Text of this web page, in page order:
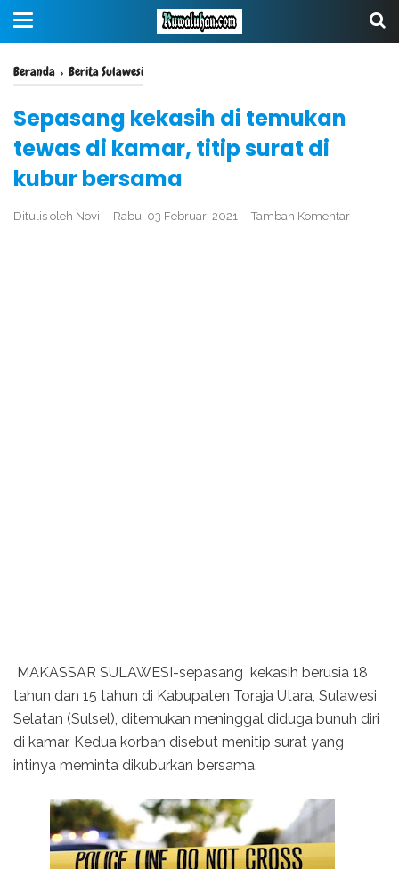
Beranda › Berita Sulawesi
Sepasang kekasih di temukan
tewas di kamar, titip surat di
kubur bersama
Ditulis oleh Novi Rabu, 03 Februari 2021 Tambah Komentar
MAKASSAR SULAWESI-sepasang kekasih berusia 18
tahun dan 15 tahun di Kabupaten Toraja Utara, Sulawesi
Selatan (Sulsel), ditemukan meninggal diduga bunuh diri
di kamar. Kedua korban disebut menitip surat yang
intinya meminta dikuburkan bersama.